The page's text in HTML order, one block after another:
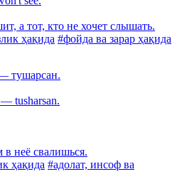
а тот, кто не хочет слышать.
ҳақида #фойда ва зарар ҳақида
тушарсан.
tusharsan.
неё свалишься.
ҳақида #адолат, инсоф ва